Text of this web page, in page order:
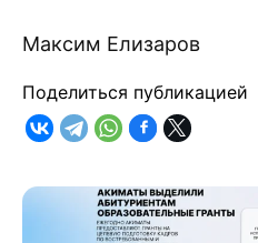
Максим Елизаров
Поделиться публикацией